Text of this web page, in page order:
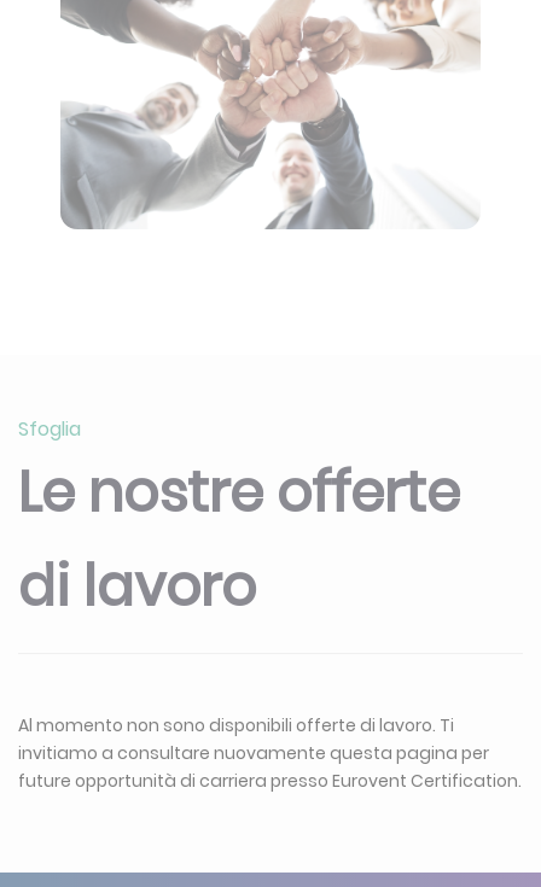
Sfoglia
Le nostre offerte
di lavoro
Al momento non sono disponibili offerte di lavoro. Ti
invitiamo a consultare nuovamente questa pagina per
future opportunità di carriera presso Eurovent Certification.